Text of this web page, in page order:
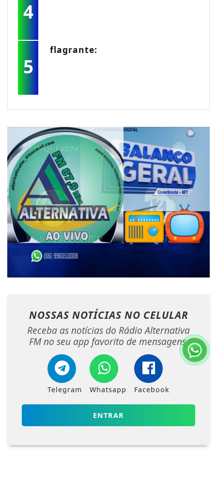
4
5
flagrante:
NOSSAS NOTÍCIAS NO CELULAR
Receba as notícias do Rádio Alternativa
FM no seu app favorito de mensagens.
Telegram Whatsapp Facebook
ENTRAR